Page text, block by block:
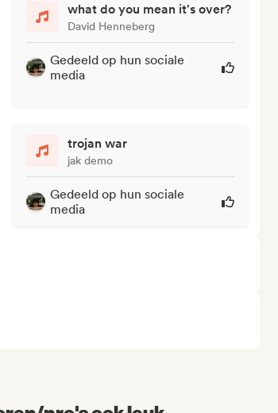
what do you mean it's over?
David Henneberg
Gedeeld op hun sociale
media
trojan war
jak demo
Gedeeld op hun sociale
media